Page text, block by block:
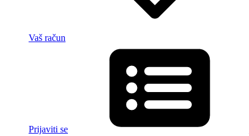
Vaš račun
Prijaviti se